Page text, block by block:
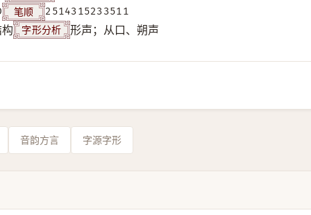
笔顺
2514315233511
字形分析 形声；从口、朔声
音韵方言 字源字形